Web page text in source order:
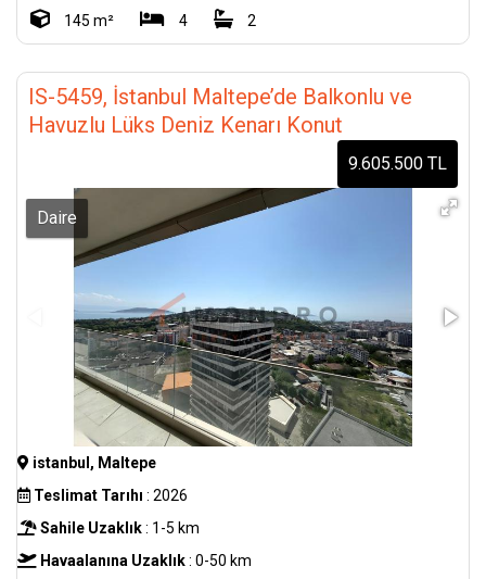
145 m² 4 2
IS-5459, İstanbul Maltepe’de Balkonlu ve
Havuzlu Lüks Deniz Kenarı Konut
9.605.500 TL
Daire
istanbul, Maltepe
Teslimat Tarıhı : 2026
Sahile Uzaklık: 1-5 km
Havaalanına Uzaklık: 0-50 km